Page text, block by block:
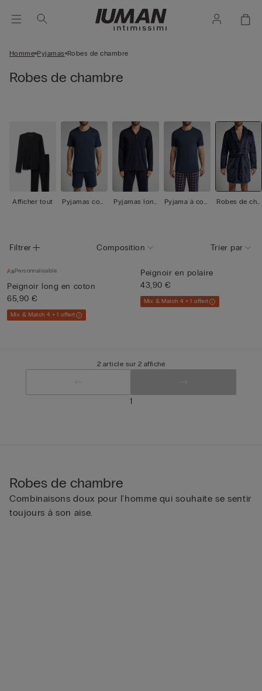
Homme Pyjamas Robes de chambre
Robes de chambre
Afficher tout
Pyjamas cour
Pyjamas long
Pyjama à com
Robes de cha
Filtrer Composition Trier par
Personnalisable
Peignoir long en coton
65,90 €
Mix & Match 4 + 1 offert
Peignoir en polaire
43,90 €
Mix & Match 4 + 1 offert
2 article sur 2 affiché
1
Robes de chambre
Combinaisons doux pour l'homme qui souhaite se sentir
toujours à son aise.